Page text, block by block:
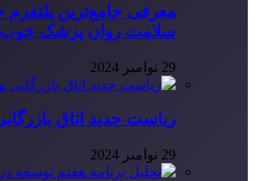
معرفی جامع‌ترین
سلامت روان پزشک خوب
29 نوامبر 2024
ریاست جدید اتاق
29 نوامبر 2024